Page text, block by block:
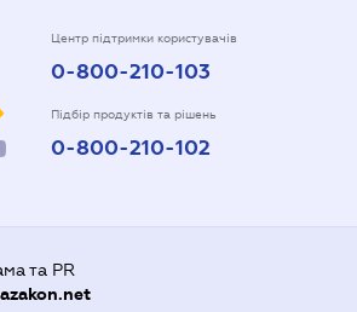
Центр підтримки користувачів
0-800-210-103
Підбір продуктів та рішень
0-800-210-102
та PR